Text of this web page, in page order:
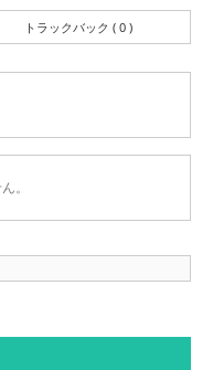
トラックバック ( 0 )
。